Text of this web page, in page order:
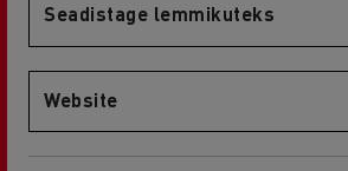
Seadistage lemmikuteks
Website